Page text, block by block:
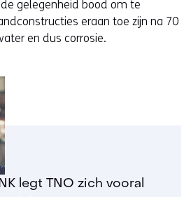
gelegenheid bood om te
eraan toe zijn na 70
en dus corrosie.
legt TNO zich vooral